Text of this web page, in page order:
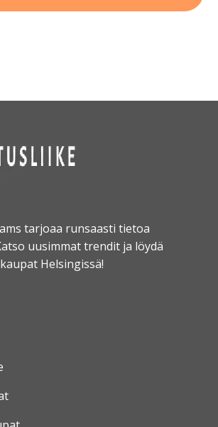
tarjoaa runsaasti tietoa
uusimmat trendit ja löydä
Helsingissä!